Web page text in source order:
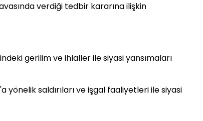
verdiği tedbir kararına ilişkin
gerilim ve ihlaller ile siyasi yansımaları
yönelik saldırıları ve işgal faaliyetleri ile siyasi